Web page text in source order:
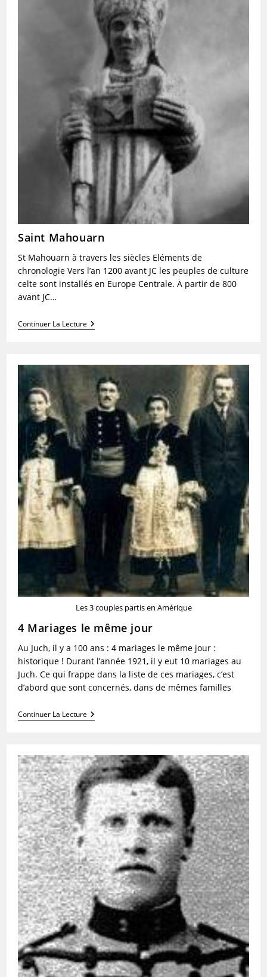
Saint Mahouarn
St Mahouarn à travers les siècles Eléments de
chronologie Vers l’an 1200 avant JC les peuples de culture
celte sont installés en Europe Centrale. A partir de 800
avant JC…
Continuer La LectureSaint
Mahouarn
Les 3 couples partis en Amérique
4 Mariages le même jour
Au Juch, il y a 100 ans : 4 mariages le même jour :
historique ! Durant l’année 1921, il y eut 10 mariages au
Juch. Ce qui frappe dans la liste de ces mariages, c’est
d’abord que sont concernés, dans de mêmes familles
Continuer La Lecture4
Mariages
Jour